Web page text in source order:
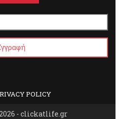
POLICY
- clickatlife.gr